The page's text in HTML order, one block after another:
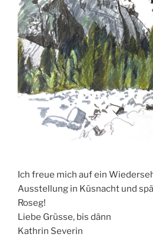
Ich freue mich auf ein
Ausstellung in Küsnacht und
Roseg!
Liebe Grüsse, bis dänn
Kathrin Severin